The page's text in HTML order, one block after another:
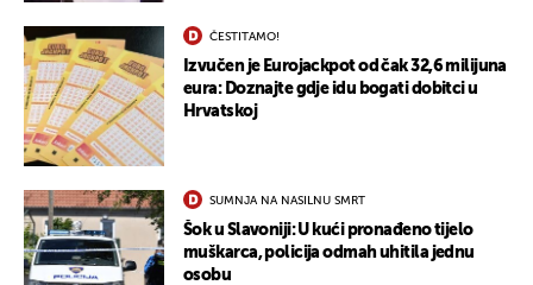
ČESTITAMO!
Izvučen je Eurojackpot od čak 32,6 milijuna
eura: Doznajte gdje idu bogati dobitci u
Hrvatskoj
SUMNJA NA NASILNU SMRT
Šok u Slavoniji: U kući pronađeno tijelo
muškarca, policija odmah uhitila jednu
osobu